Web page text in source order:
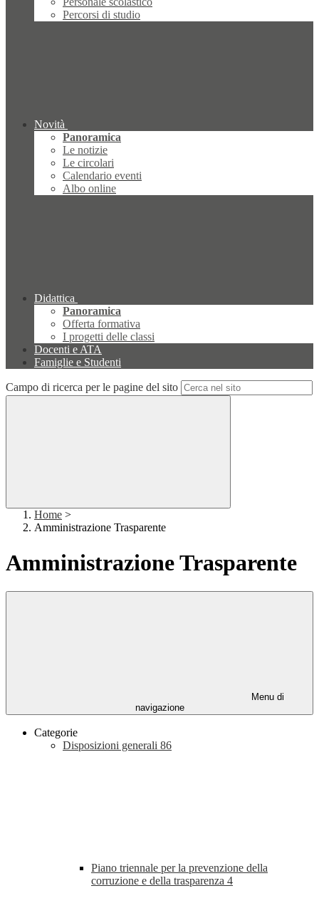
Percorsi di studio
Novità
Panoramica
Le notizie
Le circolari
Calendario eventi
Albo online
Didattica
Panoramica
Offerta formativa
I progetti delle classi
Docenti e ATA
Famiglie e Studenti
Campo di ricerca per le pagine del sito
Home >
Amministrazione Trasparente
Amministrazione Trasparente
Menu di
navigazione
Categorie
Disposizioni generali 86
Piano triennale per la prevenzione della
corruzione e della trasparenza 4